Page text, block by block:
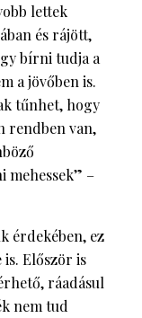
lettek
és rájött,
bírni tudja a
a jövőben is.
tűnhet, hogy
rendben van,
mehessek” –
érdekében, ez
Először is
ráadásul
nem tud